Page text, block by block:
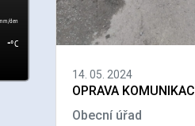
14. 05. 2024
OPRAVA KOMUNIKACÍ
Obecní úřad